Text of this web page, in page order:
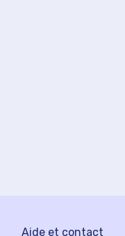
Aide et contact